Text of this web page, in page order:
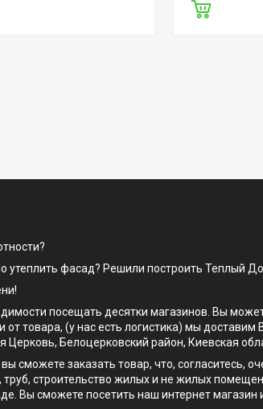
утеплить фасад? Решили построить Теплый
посещать десятки магазинов. Вы
от товара, (у нас есть логистика) мы
Белоцерковский район, Киевская
сможете заказать товар, что,
строительство жилых и не жилых
Вы сможете посетить наш интернет